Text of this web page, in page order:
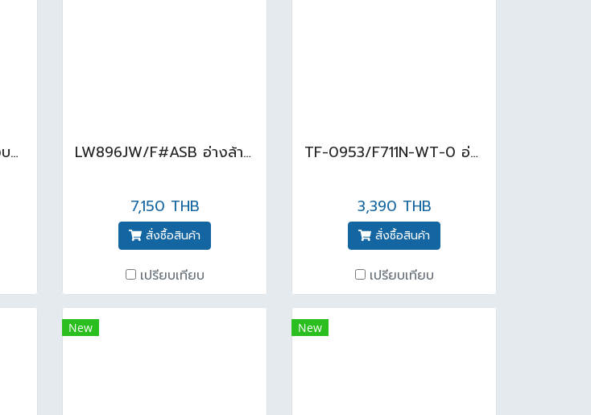
WP-F521H-WT อ่างวางบนเคาน์เตอร์ FECILITY สีขาว LW896JW/F#ASB อ่างล้างหน้าวางบนเคาน์เตอร์ สี Ash Blue
7,150 THB
สั่งซื้อสินค้า
เปรียบเทียบ
TF-0953/F711N-WT-0 อ่างล้างหน้า แบบขาตั้ง สีขาว
3,390 THB
สั่งซื้อสินค้า
เปรียบเทียบ
New New